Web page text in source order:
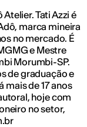
Tati Azzi é
marca mineira
no mercado. É
e Mestre
Morumbi-SP.
de graduação e
mais de 17 anos
hoje com
no setor,